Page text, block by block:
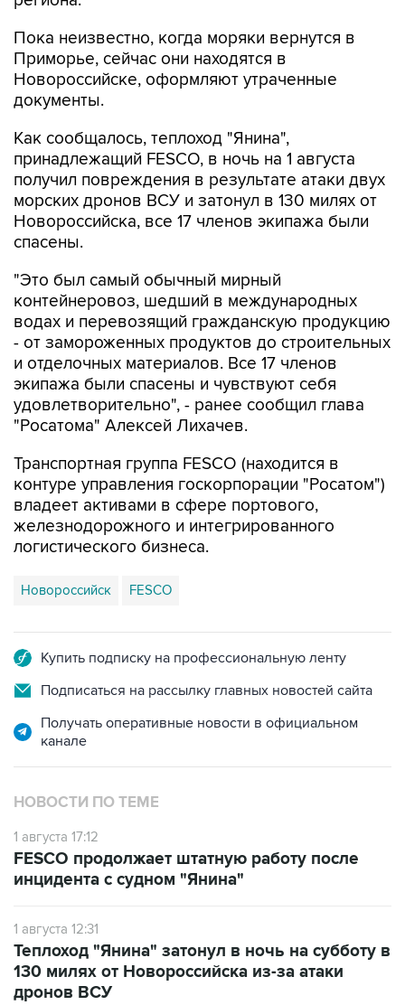
Пока неизвестно, когда моряки вернутся в
Приморье, сейчас они находятся в
Новороссийске, оформляют утраченные
документы.
Как сообщалось, теплоход "Янина",
принадлежащий FESCO, в ночь на 1 августа
получил повреждения в результате атаки двух
морских дронов ВСУ и затонул в 130 милях от
Новороссийска, все 17 членов экипажа были
спасены.
"Это был самый обычный мирный
контейнеровоз, шедший в международных
водах и перевозящий гражданскую продукцию
- от замороженных продуктов до строительных
и отделочных материалов. Все 17 членов
экипажа были спасены и чувствуют себя
удовлетворительно", - ранее сообщил глава
"Росатома" Алексей Лихачев.
Транспортная группа FESCO (находится в
контуре управления госкорпорации "Росатом")
владеет активами в сфере портового,
железнодорожного и интегрированного
логистического бизнеса.
Новороссийск FESCO
Купить подписку на профессиональную ленту
Подписаться на рассылку главных новостей сайта
Получать оперативные новости в официальном
канале
НОВОСТИ ПО ТЕМЕ
1 августа 17:12
FESCO продолжает штатную работу после
инцидента с судном "Янина"
1 августа 12:31
Теплоход "Янина" затонул в ночь на субботу в
130 милях от Новороссийска из-за атаки
дронов ВСУ